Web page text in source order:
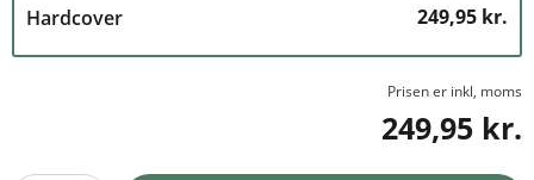
Hardcover 249,95 kr.
Prisen er inkl, moms
249,95 kr.